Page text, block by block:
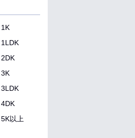
1K
1LDK
2DK
3K
3LDK
4DK
5K以上